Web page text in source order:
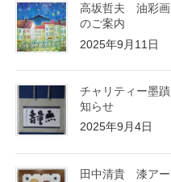
高坂哲夫 油彩画
のご案内
2025年9月11日
チャリティー墨
知らせ
2025年9月4日
田中清貴 漆アー